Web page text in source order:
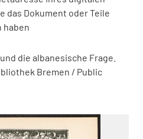
das Dokument oder Teile
haben
die albanesische Frage.
Bremen / Public